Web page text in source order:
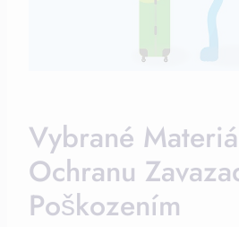
Vybrané
Ochranu
Poškozením